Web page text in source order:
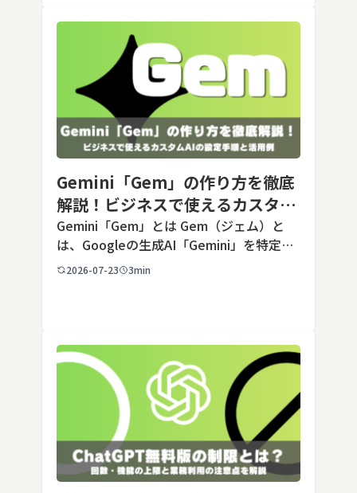
Gemini「Gem」の作り方を徹底
解説！ビジネスで使えるカスタム
AIの設定手順と活用例
Gemini「Gem」とは Gem（ジェム）と
は、Googleの生成AI「Gemini」を特定の
用途に合わせてカスタマイズできる機能で
2026-07-23 3min